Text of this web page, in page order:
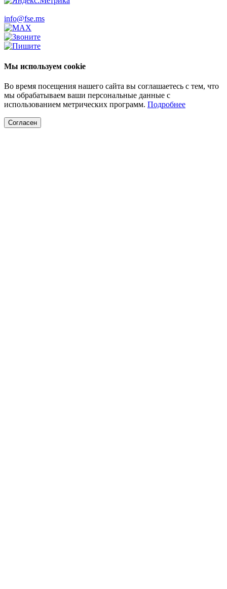
info@fse.ms
Мы используем cookie
Во время посещения нашего сайта вы соглашаетесь с тем, что
мы обрабатываем ваши персональные данные с
использованием метрических программ. Подробнее
Согласен